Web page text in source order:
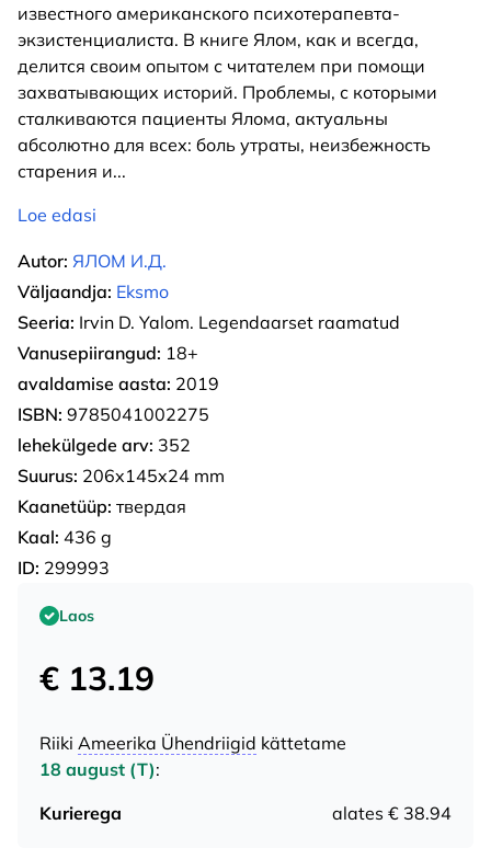
известного американского психотерапевта-
экзистенциалиста. В книге Ялом, как и всегда,
делится своим опытом с читателем при помощи
захватывающих историй. Проблемы, с которыми
сталкиваются пациенты Ялома, актуальны
абсолютно для всех: боль утраты, неизбежность
старения и...
Loe edasi
Autor: ЯЛОМ И.Д.
Väljaandja: Eksmo
Seeria: Irvin D. Yalom. Legendaarset raamatud
Vanusepiirangud: 18+
avaldamise aasta: 2019
ISBN: 9785041002275
lehekülgede arv: 352
Suurus: 206x145x24 mm
Kaanetüüp: твердая
Kaal: 436 g
ID: 299993
Laos
€ 13.19
Riiki Ameerika Ühendriigid kättetame
18 august (T):
Kurierega
alates € 38.94